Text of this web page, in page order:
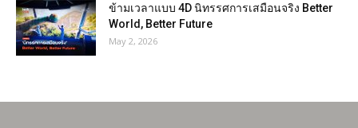
ข้ามเวลาแบบ 4D นิทรรศการเสมือนจริง Better
World, Better Future
May 2, 2026